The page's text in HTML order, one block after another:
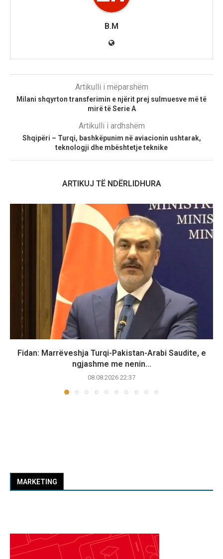
B.M
Artikulli i mëparshëm
Milani shqyrton transferimin e njërit prej sulmuesve më të
mirë të Serie A
Artikulli i ardhshëm
​Shqipëri – Turqi, bashkëpunim në aviacionin ushtarak,
teknologji dhe mbështetje teknike
ARTIKUJ TË NDËRLIDHURA
Fidan: Marrëveshja Turqi-Pakistan-Arabi Saudite, e
ngjashme me nenin...
08.08.2026 22:37
MARKETING